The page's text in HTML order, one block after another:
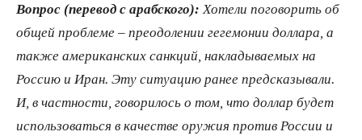
Вопрос (перевод с арабского): Хотели поговорить об
общей проблеме – преодолении гегемонии доллара, а
также американских санкций, накладываемых на
Россию и Иран. Эту ситуацию ранее предсказывали.
И, в частности, говорилось о том, что доллар будет
использоваться в качестве оружия против России и